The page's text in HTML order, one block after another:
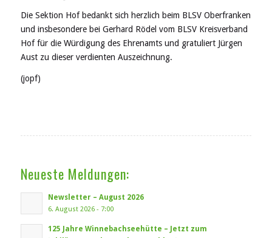
Die Sektion Hof bedankt sich herzlich beim BLSV Oberfranken
und insbesondere bei Gerhard Rödel vom BLSV Kreisverband
Hof für die Würdigung des Ehrenamts und gratuliert Jürgen
Aust zu dieser verdienten Auszeichnung.
(jopf)
Neueste Meldungen:
Newsletter – August 2026
6. August 2026 - 7:00
125 Jahre Winnebachseehütte – Jetzt zum